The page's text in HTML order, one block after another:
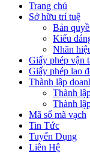
Trang chủ
Sở hữu trí tuệ
Bản
Kiểu
Nhãn
Giấy phép vận
Giấy phép lao
Thành lập
Thành
Thành
Mã số mã vạch
Tin Tức
Tuyển Dụng
Liên Hệ